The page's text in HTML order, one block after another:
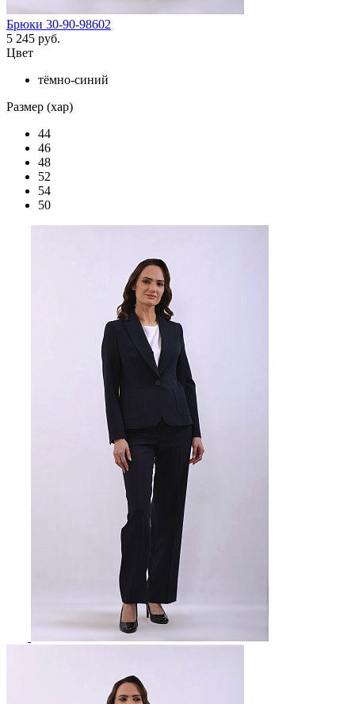
Брюки 30-90-98602
5 245 руб.
Цвет
тёмно-синий
Размер (хар)
44
46
48
52
54
50